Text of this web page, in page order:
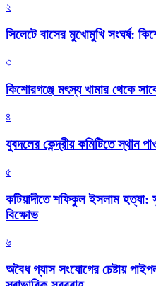
২
সিলেটে বাসের মুখোমুখি সংঘর্ষ:
৩
কিশোরগঞ্জে মৎস্য খামার থেকে
৪
যুবদলের কেন্দ্রীয় কমিটিতে স্থান
৫
কটিয়াদীতে শফিকুল ইসলাম হত্যা:
বিক্ষোভ
৬
অবৈধ গ্যাস সংযোগের চেষ্টায়